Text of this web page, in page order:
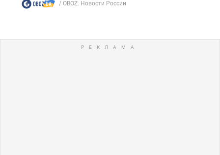
OBOZ. Новости России